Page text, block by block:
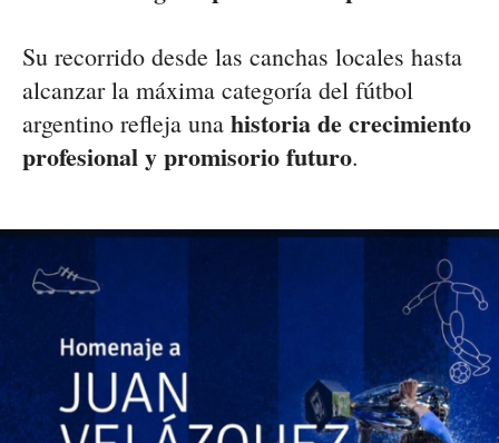
Su recorrido desde las canchas locales hasta
alcanzar la máxima categoría del fútbol
argentino refleja una historia de crecimiento
profesional y promisorio futuro.